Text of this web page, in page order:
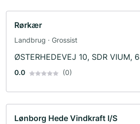
Rørkær
Landbrug · Grossist
ØSTERHEDEVEJ 10, SDR VIUM,
0.0 (0)
Lønborg Hede Vindkraft I/S